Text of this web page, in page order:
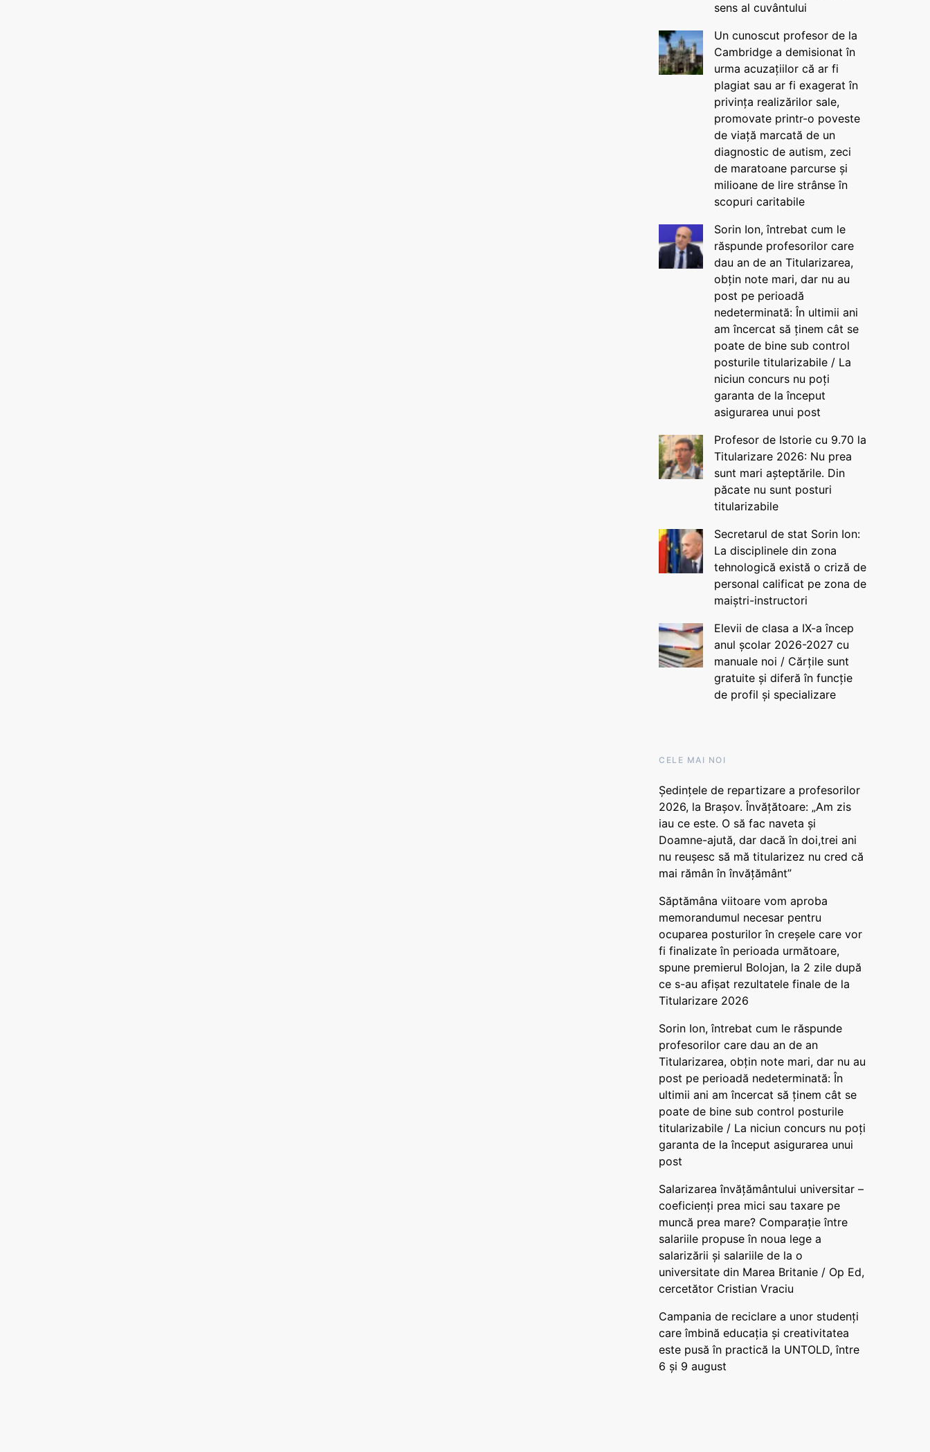
sens al cuvântului
Un cunoscut profesor de la
Cambridge a demisionat în
urma acuzațiilor că ar fi
plagiat sau ar fi exagerat în
privința realizărilor sale,
promovate printr-o poveste
de viață marcată de un
diagnostic de autism, zeci
de maratoane parcurse și
milioane de lire strânse în
scopuri caritabile
Sorin Ion, întrebat cum le
răspunde profesorilor care
dau an de an Titularizarea,
obțin note mari, dar nu au
post pe perioadă
nedeterminată: În ultimii ani
am încercat să ținem cât se
poate de bine sub control
posturile titularizabile / La
niciun concurs nu poți
garanta de la început
asigurarea unui post
Profesor de Istorie cu 9.70 la
Titularizare 2026: Nu prea
sunt mari așteptările. Din
păcate nu sunt posturi
titularizabile
Secretarul de stat Sorin Ion:
La disciplinele din zona
tehnologică există o criză de
personal calificat pe zona de
maiștri-instructori
Elevii de clasa a IX-a încep
anul școlar 2026-2027 cu
manuale noi / Cărțile sunt
gratuite și diferă în funcție
de profil și specializare
CELE MAI NOI
Ședințele de repartizare a profesorilor
2026, la Brașov. Învățătoare: „Am zis
iau ce este. O să fac naveta și
Doamne-ajută, dar dacă în doi,trei ani
nu reușesc să mă titularizez nu cred că
mai rămân în învățământ”
Săptămâna viitoare vom aproba
memorandumul necesar pentru
ocuparea posturilor în creșele care vor
fi finalizate în perioada următoare,
spune premierul Bolojan, la 2 zile după
ce s-au afișat rezultatele finale de la
Titularizare 2026
Sorin Ion, întrebat cum le răspunde
profesorilor care dau an de an
Titularizarea, obțin note mari, dar nu au
post pe perioadă nedeterminată: În
ultimii ani am încercat să ținem cât se
poate de bine sub control posturile
titularizabile / La niciun concurs nu poți
garanta de la început asigurarea unui
post
Salarizarea învățământului universitar –
coeficienți prea mici sau taxare pe
muncă prea mare? Comparație între
salariile propuse în noua lege a
salarizării și salariile de la o
universitate din Marea Britanie / Op Ed,
cercetător Cristian Vraciu
Campania de reciclare a unor studenți
care îmbină educația și creativitatea
este pusă în practică la UNTOLD, între
6 și 9 august